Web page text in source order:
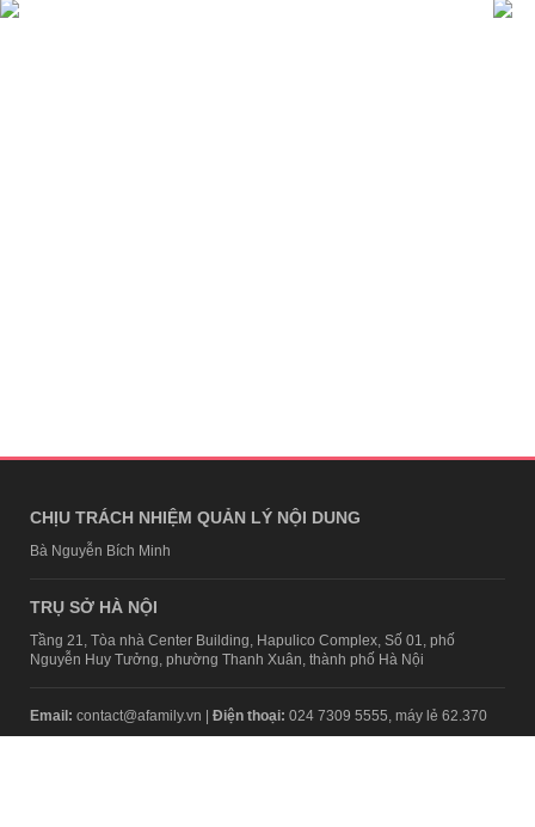
CHỊU TRÁCH NHIỆM QUẢN LÝ NỘI DUNG
Bà Nguyễn Bích Minh
TRỤ SỞ HÀ NỘI
Tầng 21, Tòa nhà Center Building, Hapulico Complex, Số 01, phố
Nguyễn Huy Tưởng, phường Thanh Xuân, thành phố Hà Nội
Email: contact@afamily.vn | Điện thoại: 024 7309 5555, máy lẻ 62.370